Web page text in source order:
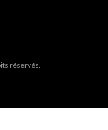
réservés.